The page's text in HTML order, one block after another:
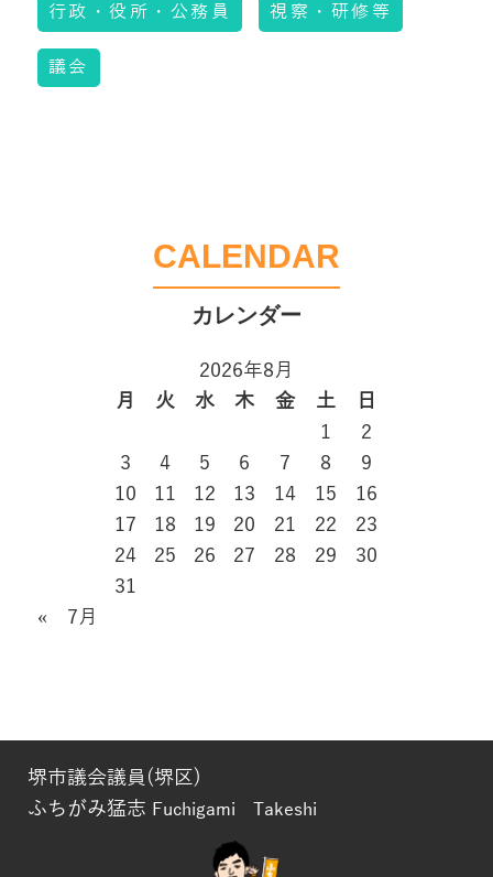
行政・役所・公務員 視察・研修等
議会
CALENDAR
2026年8月
月
火 水 木 金 土
日
1
2
3
4 5 6 7 8
9
10
11 12 13 14 15
16
17
18 19 20 21 22
23
24
25 26 27 28 29
30
31
« 7月
堺市議会議員(堺区)
ふちがみ猛志 Fuchigami Takeshi